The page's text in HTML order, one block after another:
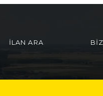
İLAN ARA